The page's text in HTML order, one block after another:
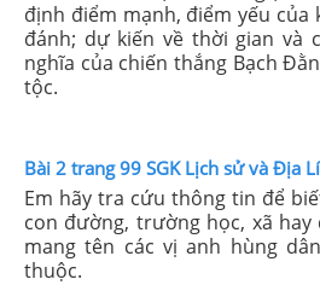
định điểm mạnh, điểm yếu của
đánh; dự kiến về thời gian và
nghĩa của chiến thắng Bạch
tộc.
Bài 2 trang 99 SGK Lịch sử và Địa
Em hãy tra cứu thông tin để
con đường, trường học, xã
mang tên các vị anh hùng
thuộc.